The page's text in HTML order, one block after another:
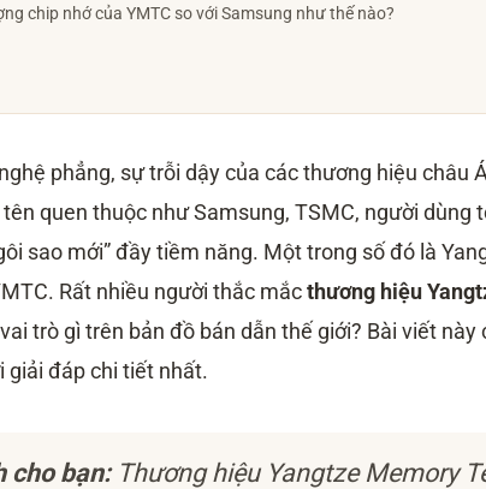
chip nhớ của YMTC so với Samsung như thế nào?
phẳng, sự trỗi dậy của các thương hiệu châu
quen thuộc như Samsung, TSMC, người dùng
sao mới” đầy tiềm năng. Một trong số đó là
Rất nhiều người thắc mắcthương hiệu
trò gì trên bản đồ bán dẫn thế giới? Bài viết
giải đáp chi tiết nhất.
cho bạn:Thương hiệu Yangtze Memory